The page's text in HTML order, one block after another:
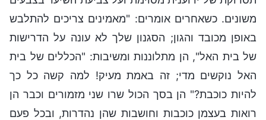
משונים. כשאחרים אומרים: "מאמינים צריכים להתלבש
באופן מכובד והגון; הסגנון שלך לא עונה על הדרישות
של בית האל", הן מתלוננות ומשיבות: "הכללים של בית
האל נוקשים מדי; זה באמת מעיק! למה קשה כל כך
להיות כוכבת?" הן בסך הכול שרו שני מזמורים וכבר הן
רואות בעצמן כוכבות וחושבות שהן נהדרות, ובכל פעם